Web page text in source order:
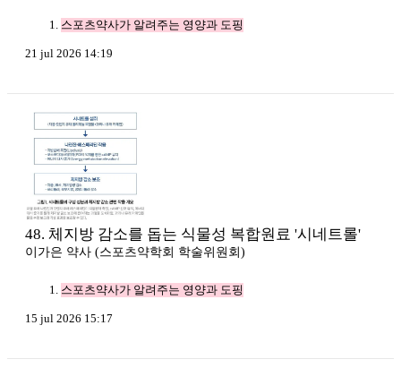
스포츠약사가 알려주는 영양과 도핑
21 jul 2026 14:19
48. 체지방 감소를 돕는 식물성 복합원료 '시네트롤'
이가은 약사 (스포츠약학회 학술위원회)
스포츠약사가 알려주는 영양과 도핑
15 jul 2026 15:17